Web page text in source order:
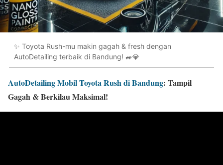
✨ Toyota Rush-mu makin gagah & fresh dengan
AutoDetailing terbaik di Bandung! 🚙💎
AutoDetailing Mobil Toyota Rush di Bandung: Tampil
Gagah & Berkilau Maksimal!